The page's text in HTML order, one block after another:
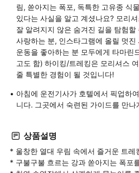
림, 쏟아지는 폭포, 독특한 고유종 식
있다는 사실을 알고 계셨나요? 모리
잘 알려지지 않은 숨겨진 길을 탐험할
사랑하는 분, 인스타그램에 올릴 멋진
운동을 좋아하는 분 모두에게 타마린
고도 함) 하이킹/트레킹은 모리셔스
줄 특별한 경험이 될 것입니다!
아침에 운전기사가 호텔에서 픽업하
니다. 그곳에서 숙련된 가이드를 만나
상품설명
* 울창한 열대 우림 속에서 즐거운 트레
* 구불구불 흐르는 강과 쏟아지는 폭포